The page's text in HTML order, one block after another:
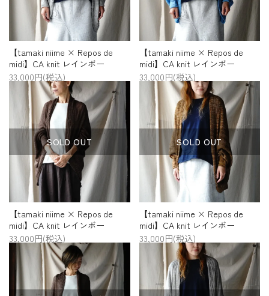
【tamaki niime × Repos de
midi】CA knit レインボー
33,000円(税込)
【tamaki niime × Repos de
midi】CA knit レインボー
33,000円(税込)
SOLD OUT
【tamaki niime × Repos de
midi】CA knit レインボー
33,000円(税込)
SOLD OUT
【tamaki niime × Repos de
midi】CA knit レインボー
33,000円(税込)